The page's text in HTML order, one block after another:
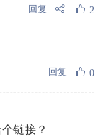
回复 2
回复 0
链接？